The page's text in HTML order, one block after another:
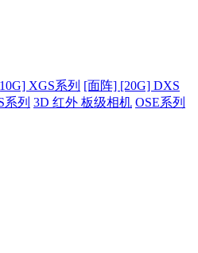
XGS系列 [面阵] [20G] DXS
系列 3D 红外 板级相机 OSE系列